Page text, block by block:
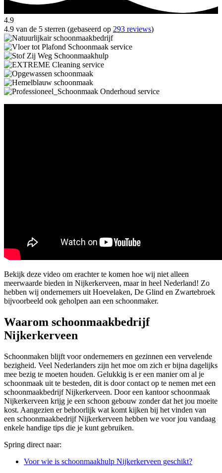
4.9
4.9 van de 5 sterren (gebaseerd op 293 reviews)
Bekijk deze video om erachter te komen hoe wij niet alleen
meerwaarde bieden in Nijkerkerveen, maar in heel Nederland! Zo
hebben wij ondernemers uit Hoevelaken, De Glind en Zwartebroek
bijvoorbeeld ook geholpen aan een schoonmaker.
Waarom schoonmaakbedrijf
Nijkerkerveen
Schoonmaken blijft voor ondernemers en gezinnen een vervelende
bezigheid. Veel Nederlanders zijn het moe om zich er bijna dagelijks
mee bezig te moeten houden. Gelukkig is er een manier om al je
schoonmaak uit te besteden, dit is door contact op te nemen met een
schoonmaakbedrijf Nijkerkerveen. Door een kantoor schoonmaak
Nijkerkerveen krijg je een schoon gebouw zonder dat het jou moeite
kost. Aangezien er behoorlijk wat komt kijken bij het vinden van
een schoonmaakbedrijf Nijkerkerveen hebben we voor jou vandaag
enkele handige tips die je kunt gebruiken.
Spring direct naar:
Voor wie is schoonmaakhulp Nijkerkerveen geschikt?